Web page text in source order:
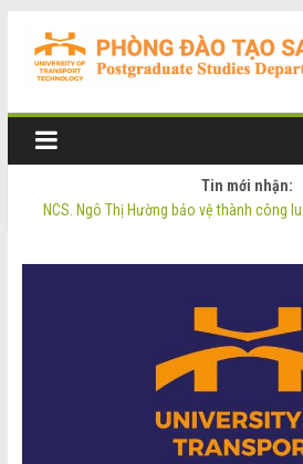
Tin mới nhận:
NCS. Ngô Thị Hường bảo vệ thành công
NCS. Phạm Thị Oanh bảo vệ thành công